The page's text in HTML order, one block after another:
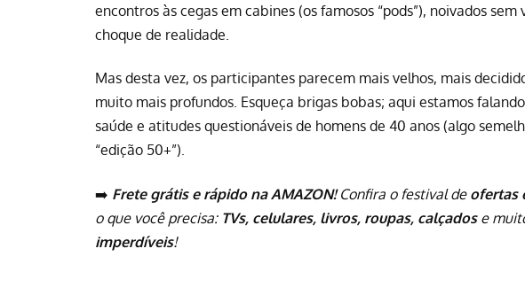
encontros às cegas em cabines (os famosos “pods”), noivados
choque de realidade.
Mas desta vez, os participantes parecem mais velhos, mais
muito mais profundos. Esqueça brigas bobas; aqui estamos
saúde e atitudes questionáveis de homens de 40 anos (algo
“edição 50+”).
➡️ Frete grátis e rápido na AMAZON!Confira o festival de ofertas
o que você precisa: TVs, celulares, livros, roupas, calçadose
imperdíveis!